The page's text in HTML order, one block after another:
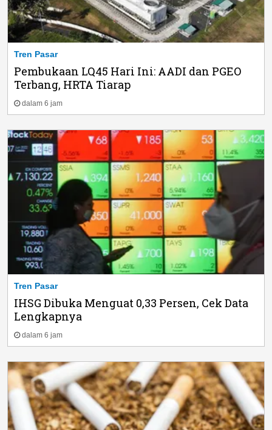
Tren Pasar
Pembukaan LQ45 Hari Ini: AADI dan PGEO
Terbang, HRTA Tiarap
dalam 6 jam
Tren Pasar
IHSG Dibuka Menguat 0,33 Persen, Cek Data
Lengkapnya
dalam 6 jam